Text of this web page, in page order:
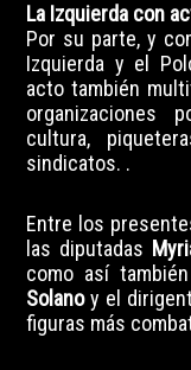
La Izquierda con
Por su parte, y
Izquierda y el
acto también
organizaciones
cultura,
sindicatos. .
Entre los
las diputadas
como así
Solanoy el
figuras más